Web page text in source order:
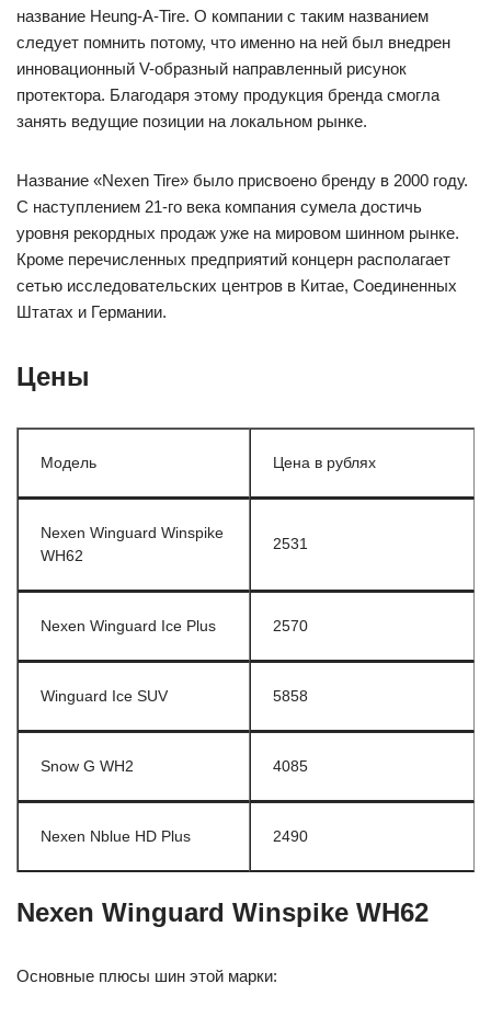
название Heung-A-Tire. О компании с таким названием
следует помнить потому, что именно на ней был внедрен
инновационный V-образный направленный рисунок
протектора. Благодаря этому продукция бренда смогла
занять ведущие позиции на локальном рынке.
Название «Nexen Tire» было присвоено бренду в 2000 году.
С наступлением 21-го века компания сумела достичь
уровня рекордных продаж уже на мировом шинном рынке.
Кроме перечисленных предприятий концерн располагает
сетью исследовательских центров в Китае, Соединенных
Штатах и Германии.
Цены
Модель Цена в рублях
Nexen Winguard Winspike
WH62
2531
Nexen Winguard Ice Plus 2570
Winguard Ice SUV 5858
Snow G WH2 4085
Nexen Nblue HD Plus 2490
Nexen Winguard Winspike WH62
Основные плюсы шин этой марки: